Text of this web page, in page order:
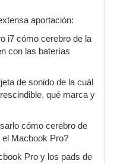
aportación:
i7 cómo cerebro de la
con las baterías
de sonido de la cuál
qué marca y
cómo cerebro de
el Macbook Pro?
Pro y los pads de